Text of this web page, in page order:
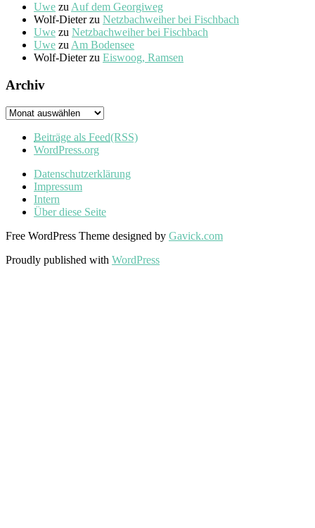
Uwe zu Auf dem Georgiweg
Wolf-Dieterzu Netzbachweiher bei Fischbach
Uwe zu Netzbachweiher bei Fischbach
Uwe zu Am Bodensee
Wolf-Dieterzu Eiswoog, Ramsen
Archiv
Archiv
Beiträge als Feed(RSS)
WordPress.org
Datenschutzerklärung
Impressum
Intern
Über diese Seite
Free WordPress Theme designed by Gavick.com
Proudly published with WordPress